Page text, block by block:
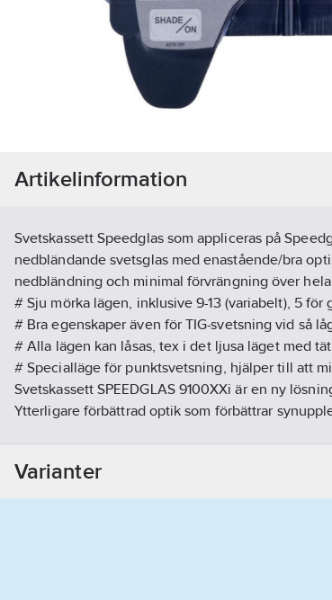
Artikelinformation
Svetskassett Speedglas som appliceras på
nedbländande svetsglas med enastående/bra
nedbländning och minimal förvrängning över
# Sju mörka lägen, inklusive 9-13 (variabelt), 5 för
# Bra egenskaper även för TIG-svetsning vid så
# Alla lägen kan låsas, tex i det ljusa läget med
# Specialläge för punktsvetsning, hjälper till att
Svetskassett SPEEDGLAS 9100XXi är en ny
Ytterligare förbättrad optik som förbättrar
slipnings- och minneslägen.
Artikelnummer: 293873
Varianter